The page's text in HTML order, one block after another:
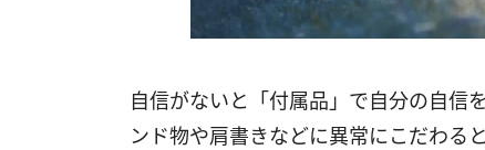
自信がないと「付属品」で自分の自信
ンド物や肩書きなどに異常にこだわる